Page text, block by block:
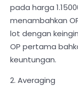
pada harga
menambahkan
lot dengan
OP pertama
keuntungan.
2. Averaging